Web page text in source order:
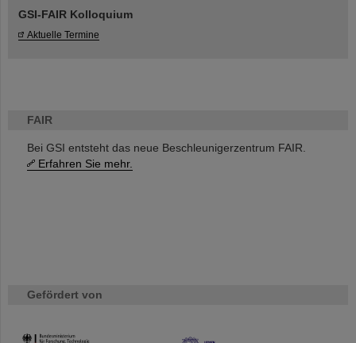
FAIR
Bei GSI entsteht das neue Beschleunigerzentrum FAIR.
Erfahren Sie mehr.
Gefördert von
HMWK
GSI-FAIR Kolloquium
Aktuelle Termine